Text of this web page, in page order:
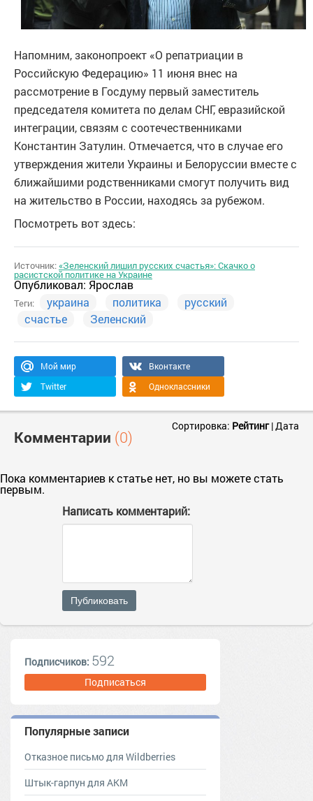
Напомним, законопроект «О репатриации в
Российскую Федерацию» 11 июня внес на
рассмотрение в Госдуму первый заместитель
председателя комитета по делам СНГ, евразийской
интеграции, связям с соотечественниками
Константин Затулин. Отмечается, что в случае его
утверждения жители Украины и Белоруссии вместе с
ближайшими родственниками смогут получить вид
на жительство в России, находясь за рубежом.
Посмотреть вот здесь:
Источник:«Зеленский лишил русских счастья»: Скачко о
расистской политике на Украине
Опубликовал: Ярослав
Теги: украина политика
русский
счастье
Зеленский
Мой мир
Вконтакте
Twitter
Одноклассники
Комментарии (0)
Сортировка: Рейтинг|Дата
Пока комментариев к статье нет, но вы можете стать
первым.
Написать комментарий:
Публиковать
Подписчиков: 592
Подписаться
Популярные записи
Отказное письмо для Wildberries
Штык-гарпун для АКМ